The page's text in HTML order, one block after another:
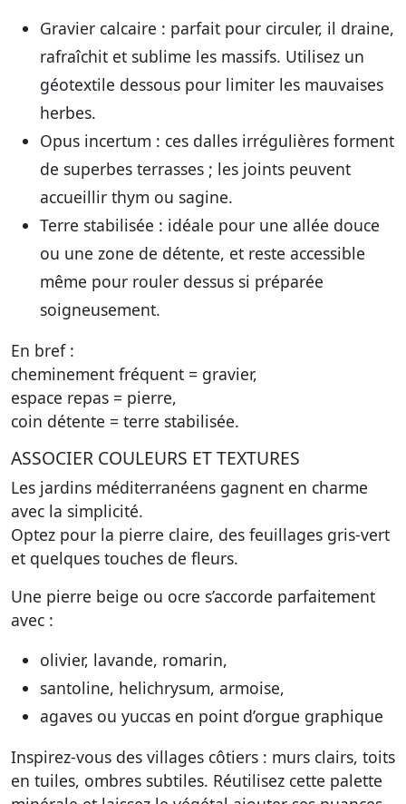
Gravier calcaire : parfait pour circuler, il draine,
rafraîchit et sublime les massifs. Utilisez un
géotextile dessous pour limiter les mauvaises
herbes.
Opus incertum : ces dalles irrégulières forment
de superbes terrasses ; les joints peuvent
accueillir thym ou sagine.
Terre stabilisée : idéale pour une allée douce
ou une zone de détente, et reste accessible
même pour rouler dessus si préparée
soigneusement.
En bref :
cheminement fréquent = gravier,
espace repas = pierre,
coin détente = terre stabilisée.
ASSOCIER COULEURS ET TEXTURES
Les jardins méditerranéens gagnent en charme
avec la simplicité.
Optez pour la pierre claire, des feuillages gris-vert
et quelques touches de fleurs.
Une pierre beige ou ocre s’accorde parfaitement
avec :
olivier, lavande, romarin,
santoline, helichrysum, armoise,
agaves ou yuccas en point d’orgue graphique
Inspirez-vous des villages côtiers : murs clairs, toits
en tuiles, ombres subtiles. Réutilisez cette palette